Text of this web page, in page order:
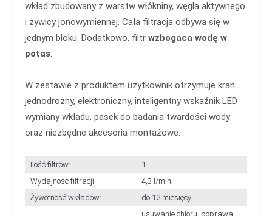
wkład zbudowany z warstw włókniny, węgla aktywnego
i żywicy jonowymiennej. Cała filtracja odbywa się w
jednym bloku. Dodatkowo, filtr wzbogaca wodę w
potas.
W zestawie z produktem użytkownik otrzymuje kran
jednodrożny, elektroniczny, inteligentny wskaźnik LED
wymiany wkładu, pasek do badania twardości wody
oraz niezbędne akcesoria montażowe.
Ilość filtrów:
1
Wydajność filtracji:
4,3 l/min
Żywotność wkładów:
do 12 miesięcy
usuwanie chloru, poprawa